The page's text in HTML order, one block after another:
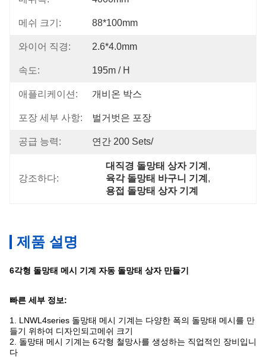
메쉬 크기: 88*100mm
와이어 직경: 2.6*4.0mm
속도: 195m / H
애플리케이션: 개비온 박스
포장 세부 사항: 벌거벗은 포장
공급 능력: 연간 200 Sets/
강조하다:
대직경 돌망태 상자 기계 ,
육각 돌망태 바구니 기계 ,
용접 돌망태 상자 기계
제품 설명
6각형 돌망태 메시 기계 자동 돌망태 상자 만들기
빠른 세부 정보:
1. LNWL4series 돌망태 메시 기계는 다양한 폭의 돌망태 메시를 만
들기 위하여 디자인되고메쉬 크기
2. 돌망태 메시 기계는 6각형 철망사를 생성하는 직업적인 장비입니
다